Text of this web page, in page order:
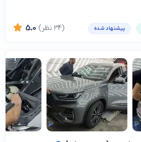
پیشنهاد شده 5.0 (34 نظر)